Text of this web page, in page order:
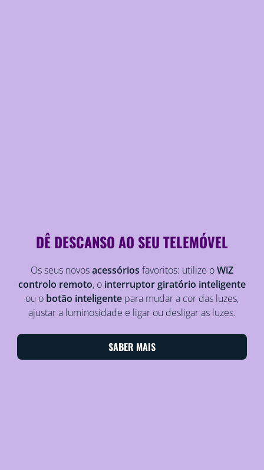
DÊ DESCANSO AO SEU TELEMÓVEL
Os seus novosacessórios favoritos: utilize oWiZ
controlo remoto, o interruptor giratório inteligente
ou o botão inteligente para mudar a cor das luzes,
ajustar a luminosidade e ligar ou desligar as luzes.
SABER MAIS